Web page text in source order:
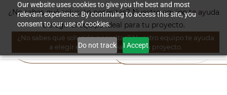
Our website uses cookies to give you the best and most
relevant experience. By continuing to access this site, you
consent to our use of cookies.
Do not track I Accept
Skip to
main
content
¿No sabes qué solución necesitas? Nuestro equipo te ayuda
a elegir el equipo ideal para tu proyecto.
¿No sabes qué solución necesitas? Nuestro equipo te ayuda
a elegir el equipo ideal para tu proyecto.